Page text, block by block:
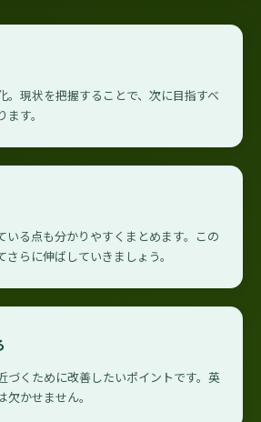
。現状を把握することで、次に目指すべ
す。
いる点も分かりやすくまとめます。この
らに伸ばしていきましょう。
づくために改善したいポイントです。英
かせません。